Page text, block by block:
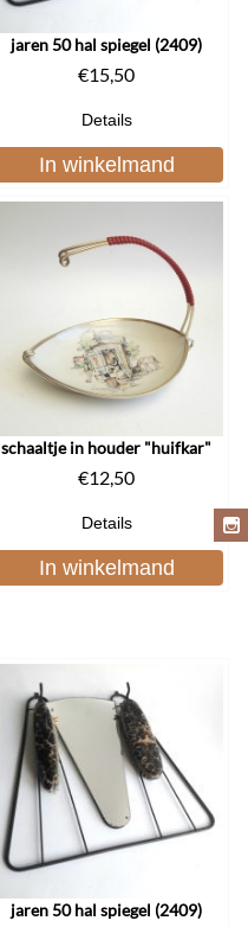
jaren 50 hal spiegel (2409)
€15,50
Details
In winkelmand
schaaltje in houder "huifkar"
€12,50
Details
In winkelmand
jaren 50 hal spiegel (2409)